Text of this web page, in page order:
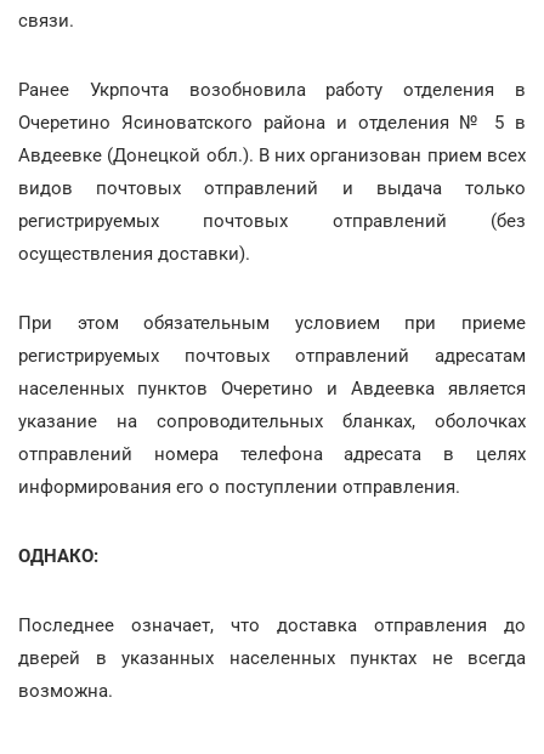
связи.
Ранее Укрпочта возобновила работу отделения в
Очеретино Ясиноватского района и отделения № 5 в
Авдеевке (Донецкой обл.). В них организован прием всех
видов почтовых отправлений и выдача только
регистрируемых почтовых отправлений (без
осуществления доставки).
При этом обязательным условием при приеме
регистрируемых почтовых отправлений адресатам
населенных пунктов Очеретино и Авдеевка является
указание на сопроводительных бланках, оболочках
отправлений номера телефона адресата в целях
информирования его о поступлении отправления.
ОДНАКО:
Последнее означает, что доставка отправления до
дверей в указанных населенных пунктах не всегда
возможна.